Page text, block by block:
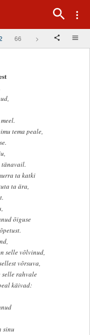
66 >
tema peale,
tänavail.
ta katki
ta ära,
õiguse
selle võlvinud,
võrsuva,
selle rahvale
käivad:
sinu